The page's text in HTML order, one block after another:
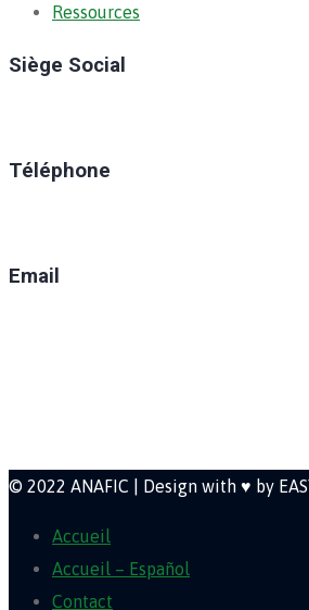
Ressources
Siège Social
Téléphone
Email
© 2022 ANAFIC | Design with ♥ by
Accueil
Accueil – Español
Contact